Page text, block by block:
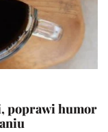
poprawi humor